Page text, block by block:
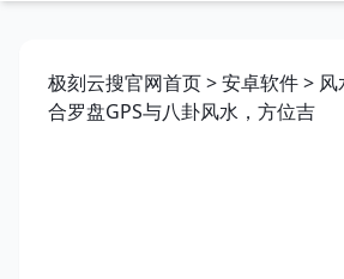
极刻云搜官网首页>安卓软件> 风
合罗盘GPS与八卦风水，方位吉